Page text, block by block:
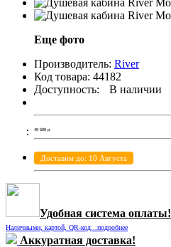
Еще фото
Производитель: River
Код товара: 44182
Доступность:
В наличии
49 500 р.
Доставим до: 10 Августа
Удобная система оплаты!
Наличными, картой, QR-код...подробнее
Аккуратная доставка!